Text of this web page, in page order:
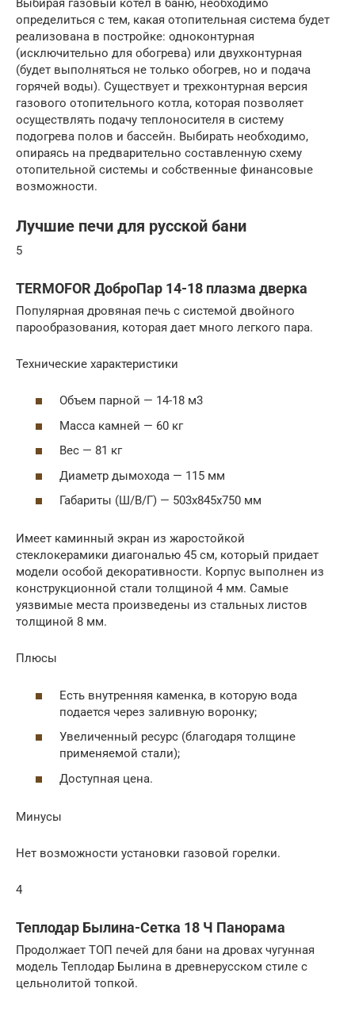
Выбирая газовый котел в баню, необходимо
определиться с тем, какая отопительная система будет
реализована в постройке: одноконтурная
(исключительно для обогрева) или двухконтурная
(будет выполняться не только обогрев, но и подача
горячей воды). Существует и трехконтурная версия
газового отопительного котла, которая позволяет
осуществлять подачу теплоносителя в систему
подогрева полов и бассейн. Выбирать необходимо,
опираясь на предварительно составленную схему
отопительной системы и собственные финансовые
возможности.
Лучшие печи для русской бани
5
TERMOFOR ДоброПар 14-18 плазма дверка
Популярная дровяная печь с системой двойного
парообразования, которая дает много легкого пара.
Технические характеристики
Объем парной — 14-18 м3
Масса камней — 60 кг
Вес — 81 кг
Диаметр дымохода — 115 мм
Габариты (Ш/В/Г) — 503х845х750 мм
Имеет каминный экран из жаростойкой
стеклокерамики диагональю 45 см, который придает
модели особой декоративности. Корпус выполнен из
конструкционной стали толщиной 4 мм. Самые
уязвимые места произведены из стальных листов
толщиной 8 мм.
Плюсы
Есть внутренняя каменка, в которую вода
подается через заливную воронку;
Увеличенный ресурс (благодаря толщине
применяемой стали);
Доступная цена.
Минусы
Нет возможности установки газовой горелки.
4
Теплодар Былина-Сетка 18 Ч Панорама
Продолжает ТОП печей для бани на дровах чугунная
модель Теплодар Былина в древнерусском стиле с
цельнолитой топкой.